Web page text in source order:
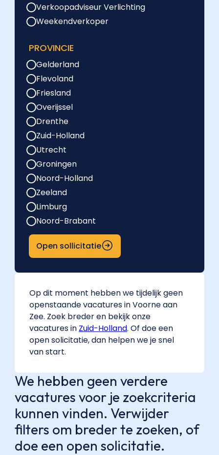
Verkoopadviseur Verlichting
Weekendverkoper
PROVINCIE
Gelderland
Flevoland
Friesland
Overijssel
Drenthe
Zuid-Holland
Utrecht
Groningen
Noord-Holland
Zeeland
Limburg
Noord-Brabant
Open sollicitatie
Op dit moment hebben we tijdelijk geen
openstaande vacatures in Voorne aan
Zee. Zoek breder en bekijk onze
vacatures in Zuid-Holland. Of doe een
open solicitatie, dan helpen we je snel
van start.
We hebben geen verdere
vacatures voor je zoekcriteria
kunnen vinden. Verwijder
filters om breder te zoeken, of
doe een open solicitatie.